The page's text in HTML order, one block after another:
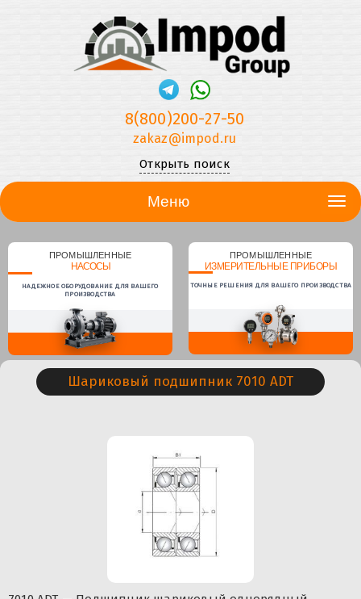
8(800)200-27-50
zakaz@impod.ru
Открыть поиск
Меню
ПРОМЫШЛЕННЫЕ
НАСОСЫ
НАДЕЖНОЕ ОБОРУДОВАНИЕ ДЛЯ ВАШЕГО
ПРОИЗВОДСТВА
ПРОМЫШЛЕННЫЕ
ИЗМЕРИТЕЛЬНЫЕ ПРИБОРЫ
ТОЧНЫЕ РЕШЕНИЯ ДЛЯ ВАШЕГО ПРОИЗВОДСТВА
Шариковый подшипник 7010 ADT